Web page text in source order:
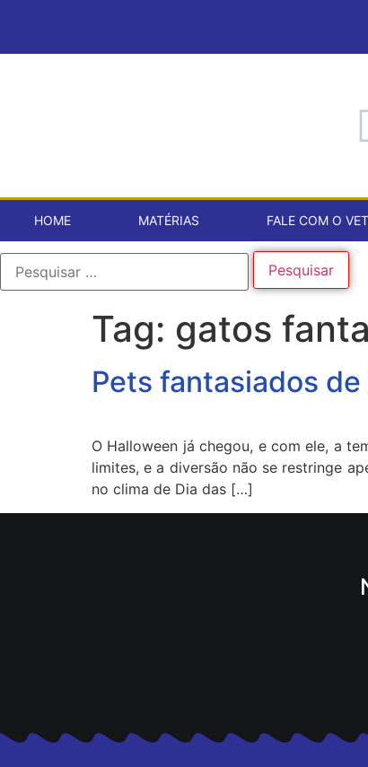
HOME MATÉRIAS FALE COM O VET
Tag: gatos
Pets fantasiados
O Halloween já chegou, e com ele, a
limites, e a diversão não se restringe
no clima de Dia das […]